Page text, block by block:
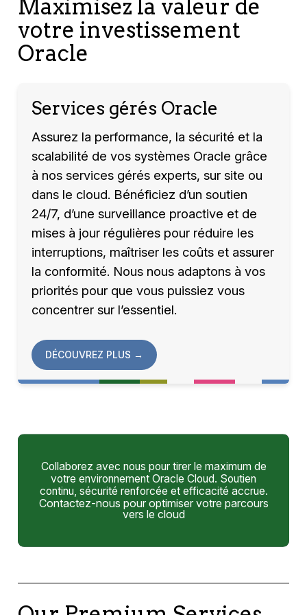
Maximisez la valeur de
votre investissement
Oracle
Services gérés Oracle
Assurez la performance, la sécurité et la
scalabilité de vos systèmes Oracle grâce
à nos services gérés experts, sur site ou
dans le cloud. Bénéficiez d’un soutien
24/7, d’une surveillance proactive et de
mises à jour régulières pour réduire les
interruptions, maîtriser les coûts et assurer
la conformité. Nous nous adaptons à vos
priorités pour que vous puissiez vous
concentrer sur l’essentiel.
DÉCOUVREZ PLUS →
Collaborez avec nous pour tirer le maximum de
votre environnement Oracle Cloud. Soutien
continu, sécurité renforcée et efficacité accrue.
Contactez-nous pour optimiser votre parcours
vers le cloud